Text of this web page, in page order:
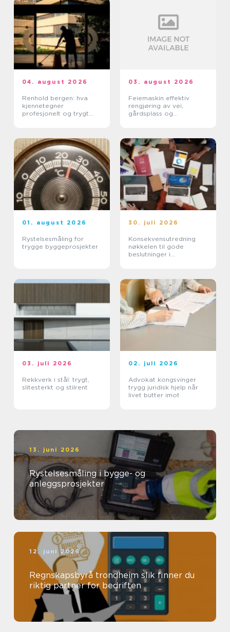
04. august 2026
Renhold bergen: hva
kjennetegner
profesjonelt og trygt
03. august 2026
Feiemaskin effektiv
rengjøring av vei,
gårdsplass og
01. august 2026
Rystelsesmåling for
trygge byggeprosjekter
30. juli 2026
Konsekvensutredning
nøkkelen til gode
beslutninger i
03. juli 2026
Rekkverk i stål: trygt,
slitesterkt og stilrent
02. juli 2026
Advokat kongsvinger
trygg juridisk hjelp når
livet butter imot
13. juni 2026
Rystelsesmåling i bygge- og
anleggsprosjekter
12. juni 2026
Regnskapsbyrå trondheim slik finner du
riktig partner for bedriften